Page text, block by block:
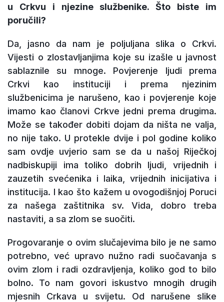
u Crkvu i njezine službenike. Što biste im
poručili?
Da, jasno da nam je poljuljana slika o Crkvi.
Vijesti o zlostavljanjima koje su izašle u javnost
sablaznile su mnoge. Povjerenje ljudi prema
Crkvi kao instituciji i prema njezinim
službenicima je narušeno, kao i povjerenje koje
imamo kao članovi Crkve jedni prema drugima.
Može se također dobiti dojam da ništa ne valja,
no nije tako. U protekle dvije i pol godine koliko
sam ovdje uvjerio sam se da u našoj Riječkoj
nadbiskupiji ima toliko dobrih ljudi, vrijednih i
zauzetih svećenika i laika, vrijednih inicijativa i
institucija. I kao što kažem u ovogodišnjoj Poruci
za našega zaštitnika sv. Vida, dobro treba
nastaviti, a sa zlom se suočiti.
Progovaranje o ovim slučajevima bilo je ne samo
potrebno, već upravo nužno radi suočavanja s
ovim zlom i radi ozdravljenja, koliko god to bilo
bolno. To nam govori iskustvo mnogih drugih
mjesnih Crkava u svijetu. Od narušene slike